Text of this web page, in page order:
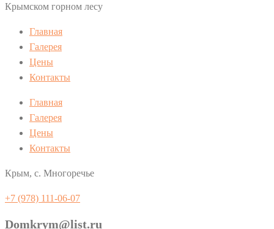
Крымском горном лесу
Главная
Галерея
Цены
Контакты
Главная
Галерея
Цены
Контакты
Крым, с. Многоречье
+7 (978) 111-06-07
Domkrym@list.ru